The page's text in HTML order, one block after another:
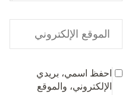
احفظ اسمي، بريدي
الإلكتروني، والموقع